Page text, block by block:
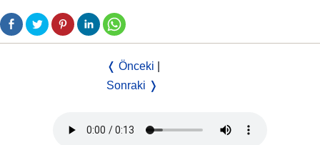
❬ Önceki
Sonraki ❭